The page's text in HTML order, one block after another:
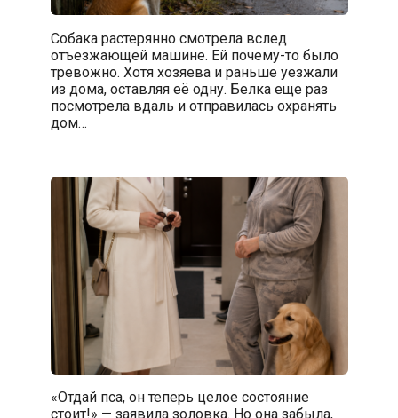
Собака растерянно смотрела вслед
отъезжающей машине. Ей почему-то было
тревожно. Хотя хозяева и раньше уезжали
из дома, оставляя её одну. Белка еще раз
посмотрела вдаль и отправилась охранять
дом…
«Отдай пса, он теперь целое состояние
стоит!» — заявила золовка. Но она забыла,